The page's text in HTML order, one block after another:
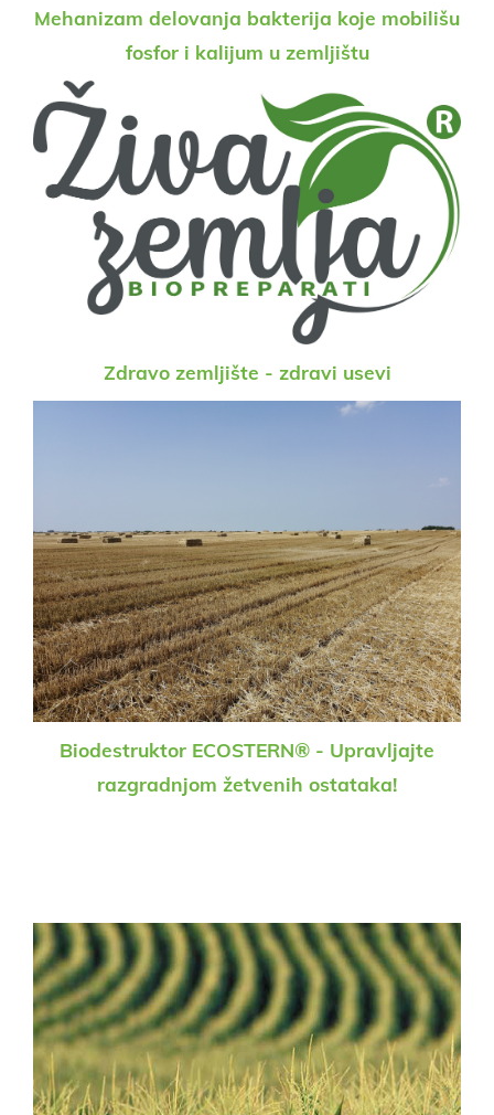
Mehanizam delovanja bakterija koje mobilišu
fosfor i kalijum u zemljištu
Zdravo zemljište - zdravi usevi
Biodestruktor ECOSTERN® - Upravljajte
razgradnjom žetvenih ostataka!